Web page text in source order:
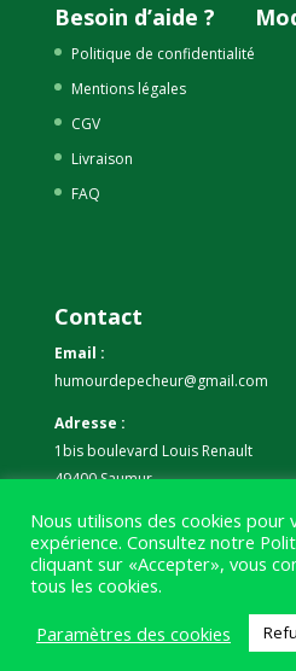
Besoin d’aide ?
Politique de confidentialité
Mentions légales
CGV
Livraison
FAQ
Contact
Email :
humourdepecheur@gmail.com
Adresse :
1bis boulevard Louis Renault
49400 Saumur
Téléphone :
07 59 61 06 63
Nous utilisons des cookies pour
expérience. Consultez notre
cliquant sur «Accepter», vous
tous les cookies.
Paramètres des cookies